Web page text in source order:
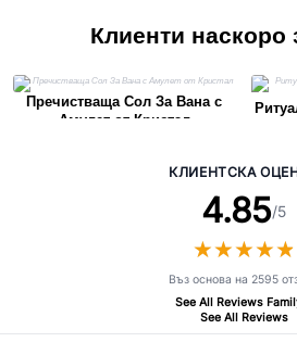
Клиенти наскоро
Пречистваща Сол За Вана с
Амулет от Кристал
КЛИЕНТСКА
4.85/5
★★★★★
★★★★★
Въз основа на 2595
See All Reviews
See All Reviews